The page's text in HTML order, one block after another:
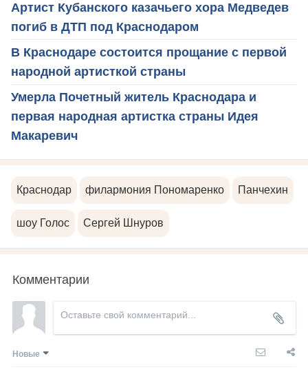
Артист Кубанского казачьего хора Медведев
погиб в ДТП под Краснодаром
В Краснодаре состоится прощание с первой
народной артисткой страны
Умерла Почетный житель Краснодара и
первая народная артистка страны Идея
Макаревич
Краснодар филармония Пономаренко Панчехин
шоу Голос Сергей Шнуров
Комментарии
Новые